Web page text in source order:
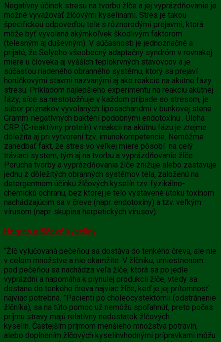
Negatívny účinok stresu na tvorbu žlče a jej vyprázdňovanie je
možné vyvažovať žlčovými kyselinami. Stres je takou
špecifickou odpoveďou tela s rôznorodými prejavmi, ktorá
môže byť vyvolaná akýmkoľvek škodlivým faktorom
(telesným aj duševným). V súčasnosti je jednoznačné a
prijaté, že Selyeho všeobecný adaptačný syndróm v rovnakej
miere u človeka aj vyšších teplokrvných stavovcov a je
súčasťou riadeného obranného systému, ktorý sa prejaví
horúčkovými stavmi nazvanými aj ako reakcie na akútne fázy
stresu. Príkladom najlepšieho experimentu na reakciu akútnej
fázy, síce sa nestotožňuje v každom prípade so stresom, je
súbor príznakov vyvolaných liposacharidmi v bunkovej stene
Gramm-negatívnych baktérií podobnými endotoxínu . Úloha
CRP (C-reaktívny proteín) v reakcii na akútnu fázu je zrejme
dôležitá aj pri vytvorení tzv. imunokompetencie. Nemôžme
zanedbať fakt, že stres vo veľkej miere pôsobí na celý
tráviaci system, tým aj na tvorbu a vyprázdňovanie žlče.
Porucha tvorby a vyprázdňovania žlče znižuje alebo zastavuje
jednu z dôležitých obranných systémov tela, založenú na
detergentnom účinku žlčových kyselín tzv. fyzikálno-
chemickú ochranu, bez ktorej je telo vystavené útoku toxínom
nachádzajúcim sa v čreve (napr. endotoxíny) a tzv. veľkým
vírusom (napr. skupina herpetických vírusov).
Herpes a žlčové kyseliny
“Žlč vylučovaná pečeňou sa dostáva do tenkého čreva, ale nie
v celom množstve a nie okamžite. V žlčníku, umiestnenom
pod pečeňou sa nachádza veľa žlče, ktorá sa po jedle
vyprázdni a napomáha k plynulej produkcii žlče, vtedy sa
dostane do tenkého čreva najviac žlče, keď je jej prítomnosť
najviac potrebná. ”Pacienti po choleocystektómii (odstránenie
žlčníka), sa na túto pomoc už nemôžu spoľahnúť, preto počas
príjmu stravy majú relatívny nedostatok žlčových
kyselín. Častejším príjmom menšieho množstva potravín,
alebo doplnením žlčových kyselínvhodnými prípravkami môžu